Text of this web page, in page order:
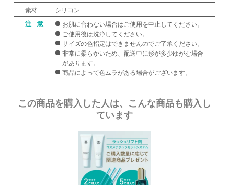
素材
シリコン
注 意
お肌に合わない場合はご使用を中止してください。
ご使用後は洗浄してください。
サイズの色指定はできませんのでご了承ください。
非常に柔らかいため、配送中に形が多少ゆがむ場合
があります。
商品によって色ムラがある場合がございます。
この商品を購入した人は、こんな商品も購入し
ています